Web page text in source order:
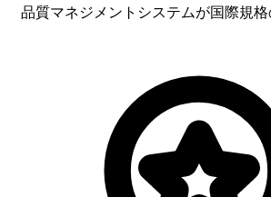
品質マネジメントシステムが国際規格